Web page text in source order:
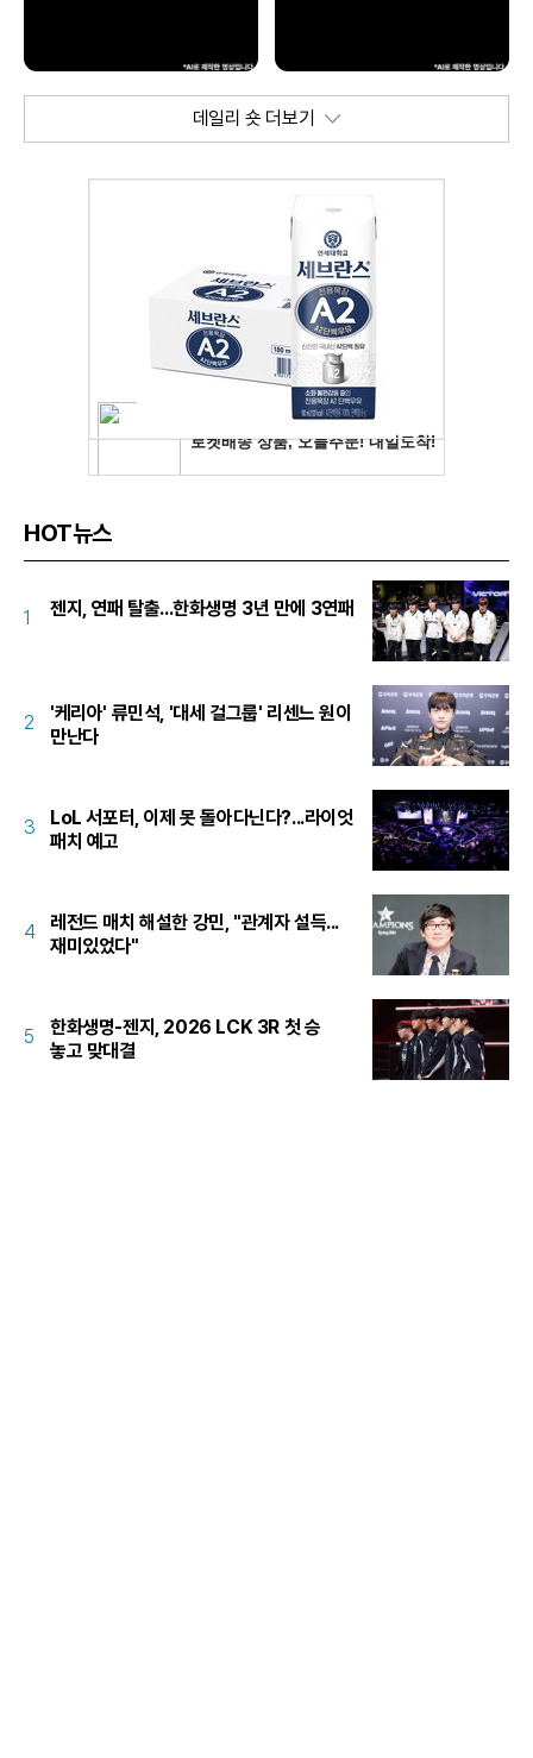
데일리 숏 더보기
HOT뉴스
1 젠지, 연패 탈출...한화생명 3년 만에 3연패
2
'케리아' 류민석, '대세 걸그룹' 리센느 원이
만난다
3
LoL 서포터, 이제 못 돌아다닌다?...라이엇
패치 예고
4
레전드 매치 해설한 강민, "관계자 설득...
재미있었다"
5
한화생명-젠지, 2026 LCK 3R 첫 승
놓고 맞대결